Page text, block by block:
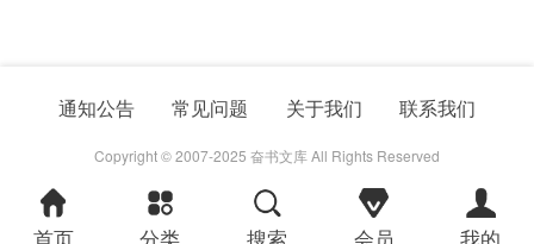
通知公告 常见问题 关于我们 联系我们
Copyright © 2007-2025 奋书文库 All Rights Reserved
首页 分类 搜索 会员 我的